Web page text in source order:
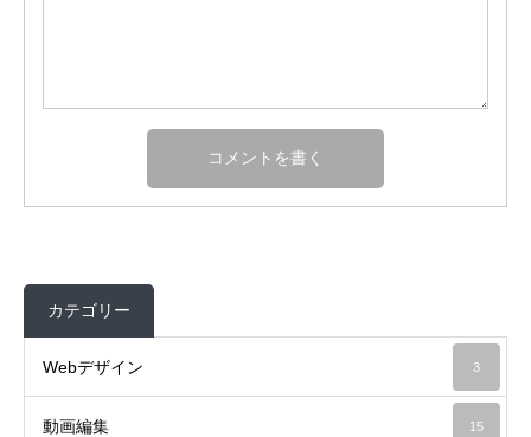
カテゴリー
Webデザイン 3
動画編集 15